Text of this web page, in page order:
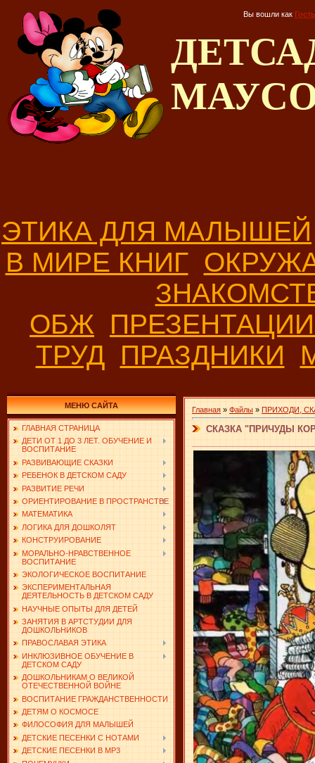
Вы вошли как Гость
ЭТИКА ДЛЯ МАЛЫШЕЙ
В МИРЕ КНИГ
ОБЖ
ТРУД ПРАЗДНИКИ
МЕНЮ САЙТА
ГЛАВНАЯ СТРАНИЦА
ДЕТИ ОТ 1 ДО 3 ЛЕТ. ОБУЧЕНИЕ И
ВОСПИТАНИЕ
РАЗВИВАЮЩИЕ СКАЗКИ
РЕБЕНОК В ДЕТСКОМ САДУ
РАЗВИТИЕ РЕЧИ
ОРИЕНТИРОВАНИЕ В ПРОСТРАНСТВЕ
МАТЕМАТИКА
ЛОГИКА ДЛЯ ДОШКОЛЯТ
КОНСТРУИРОВАНИЕ
МОРАЛЬНО-НРАВСТВЕННОЕ
ВОСПИТАНИЕ
ЭКОЛОГИЧЕСКОЕ ВОСПИТАНИЕ
ЭКСПЕРИМЕНТАЛЬНАЯ
ДЕЯТЕЛЬНОСТЬ В ДЕТСКОМ САДУ
НАУЧНЫЕ ОПЫТЫ ДЛЯ ДЕТЕЙ
ЗАНЯТИЯ В АРТСТУДИИ ДЛЯ
ДОШКОЛЬНИКОВ
ПРАВОСЛАВАЯ ЭТИКА
ИНКЛЮЗИВНОЕ ОБУЧЕНИЕ В
ДЕТСКОМ САДУ
ДОШКОЛЬНИКАМ О ВЕЛИКОЙ
ОТЕЧЕСТВЕННОЙ ВОЙНЕ
ВОСПИТАНИЕ ГРАЖДАНСТВЕННОСТИ
ДЕТЯМ О КОСМОСЕ
ФИЛОСОФИЯ ДЛЯ МАЛЫШЕЙ
ДЕТСКИЕ ПЕСЕНКИ С НОТАМИ
ДЕТСКИЕ ПЕСЕНКИ В MP3
Главная » Файлы » ПРИХОДИ,
СКАЗКА "ПРИЧУДЫ